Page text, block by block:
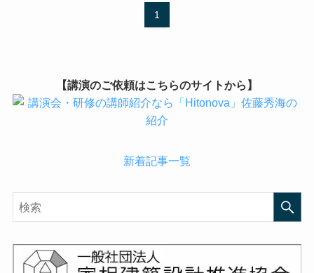
1
【講演のご依頼はこちらのサイトから】
新着記事一覧